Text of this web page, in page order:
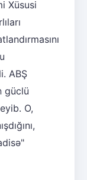
Xüsusi
ABŞ
güclü
O,